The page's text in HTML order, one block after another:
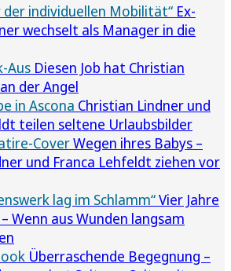
der individuellen Mobilität“ Ex-
wechselt als Manager in die
Aus Diesen Job hat Christian
der Angel
in Ascona Christian Lindner und
teilen seltene Urlaubsbilder
CoverWegen ihres Babys –
und Franca Lehfeldt ziehen vor
lag im Schlamm“Vier Jahre
Wenn aus Wunden langsam
Überraschende Begegnung –